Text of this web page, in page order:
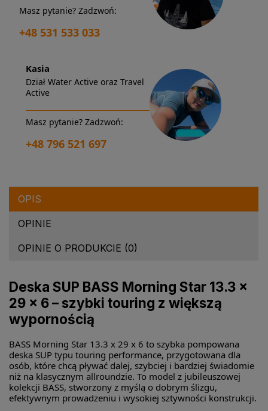
Masz pytanie? Zadzwoń:
+48 531 533 033
Kasia
Dział Water Active oraz Travel
Active
Masz pytanie? Zadzwoń:
+48 796 521 697
OPIS
OPINIE
OPINIE O PRODUKCIE (0)
Deska SUP BASS Morning Star 13.3 x
29 x 6 – szybki touring z większą
wypornością
BASS Morning Star 13.3 x 29 x 6 to szybka pompowana
deska SUP typu touring performance, przygotowana dla
osób, które chcą pływać dalej, szybciej i bardziej świadomie
niż na klasycznym allroundzie. To model z jubileuszowej
kolekcji BASS, stworzony z myślą o dobrym ślizgu,
efektywnym prowadzeniu i wysokiej sztywności konstrukcji.